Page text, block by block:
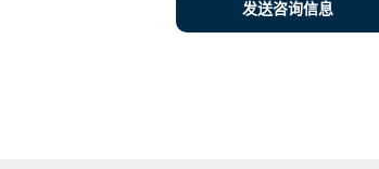
发送咨询信息